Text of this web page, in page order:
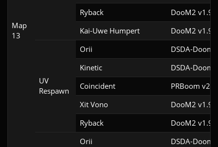
Map
13
Ryback
DooM2 v1.9
Kai-Uwe Humpert
DooM2 v1.9f
UV
Respawn
Orii
DSDA-Doom
Kinetic
DSDA-Doom
Coincident
PRBoom
Xit Vono
DooM2 v1.9f
Ryback
DooM2 v1.9
Orii
DSDA-Doom